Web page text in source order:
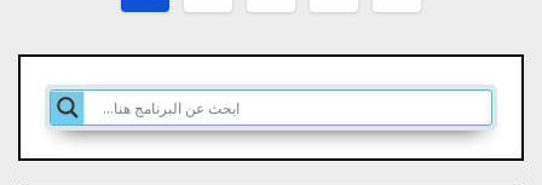
صفحات
المقالات